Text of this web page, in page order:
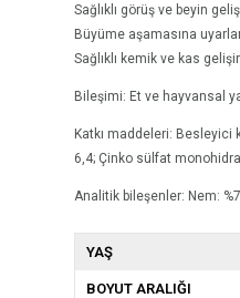
Sağlıklı görüş ve beyin
Büyüme aşamasına
Sağlıklı kemik ve kas
Bileşimi: Et ve hayvansal
Katkı maddeleri: Besleyici
6,4; Çinko sülfat
Analitik bileşenler: Nem:
YAŞ
BOYUT ARALIĞI